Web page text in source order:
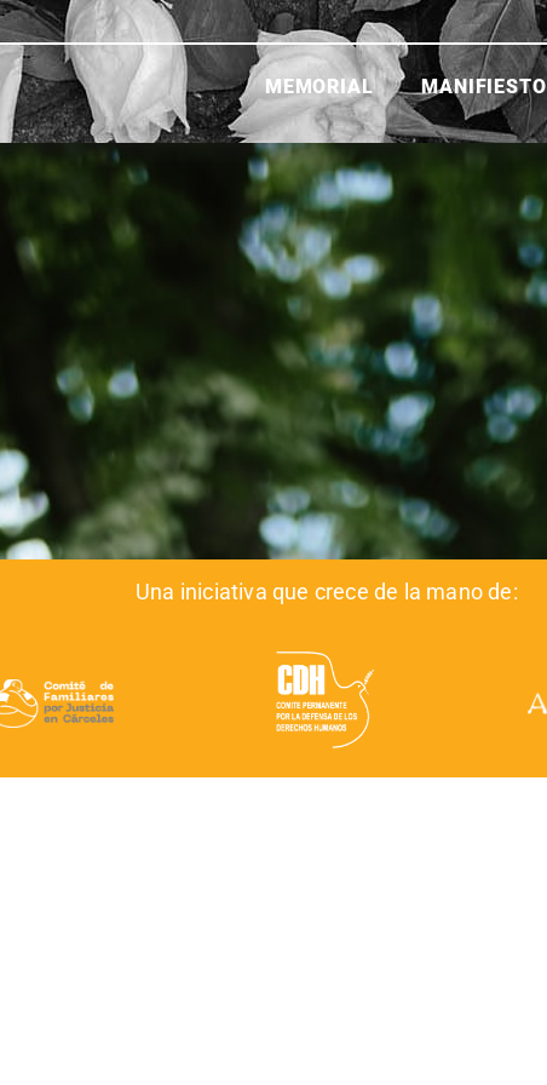
MEMORIAL MANIFIESTO
Una iniciativa que crece de la mano de: